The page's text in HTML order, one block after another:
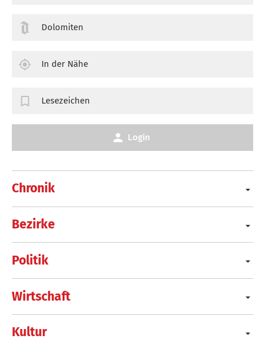
Chronik
Bezirke
Politik
Wirtschaft
Kultur
Dolomiten
In der Nähe
Lesezeichen
Login